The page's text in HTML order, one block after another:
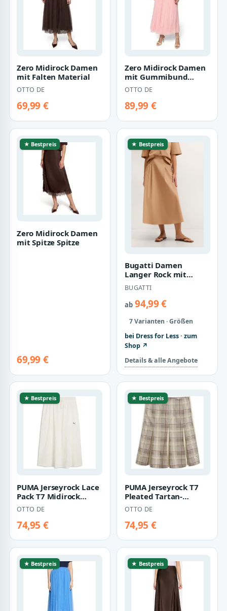
Zero Midirock Damen
mit Falten Material
OTTO DE
69,99 €
Zero Midirock Damen
mit Gummibund
Falten
OTTO DE
89,99 €
★ Bestpreis
Zero Midirock Damen
mit Spitze Spitze
69,99 €
★ Bestpreis
Bugatti Damen
Langer Rock mit
Bundfalten
BUGATTI
ab94,99 €
7 Varianten · Größen
bei Dress for Less · zum
Shop ↗
Details & alle Angebote
★ Bestpreis
PUMA Jerseyrock Lace
Pack T7 Midirock
Damen
OTTO DE
74,95 €
★ Bestpreis
PUMA Jerseyrock T7
Pleated Tartan-
Midirock Damen
OTTO DE
74,95 €
★ Bestpreis ★ Bestpreis